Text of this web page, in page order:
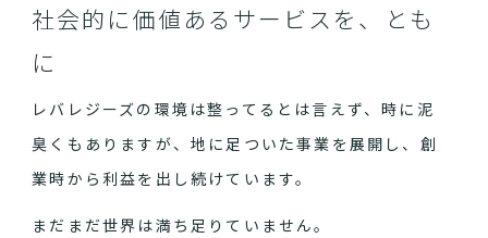
社会的に価値あるサービスを、とも
に
レバレジーズの環境は整ってるとは言えず、時に泥
臭くもありますが、地に足ついた事業を展開し、創
業時から利益を出し続けています。
まだまだ世界は満ち足りていません。